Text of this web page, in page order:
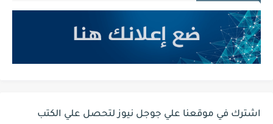
اشترك في موقعنا علي جوجل نيوز لتحصل علي الكتب